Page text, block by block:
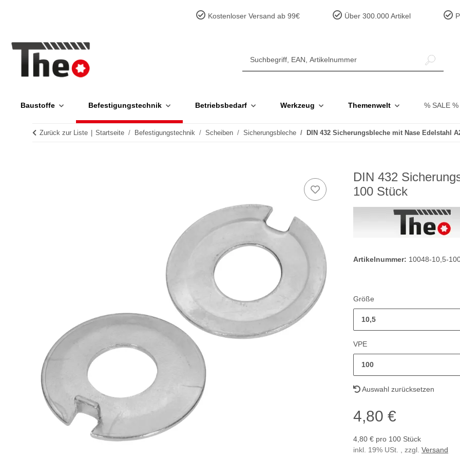
Kostenloser Versand ab 99€ Über 300.000 Artikel
Baustoffe Befestigungstechnik Betriebsbedarf Werkzeug Themenwelt % SALE %
Zurück zur Liste Startseite Befestigungstechnik Scheiben Sicherungsbleche DIN 432 Sicherungsbleche mit Nase Edelstahl
DIN 432
100 Stück
Artikelnummer: 10048-10,5-
Größe
10,5
VPE
100
Auswahl zurücksetzen
4,80 €
4,80 € pro 100 Stück
inkl. 19% USt. , zzgl. Versand